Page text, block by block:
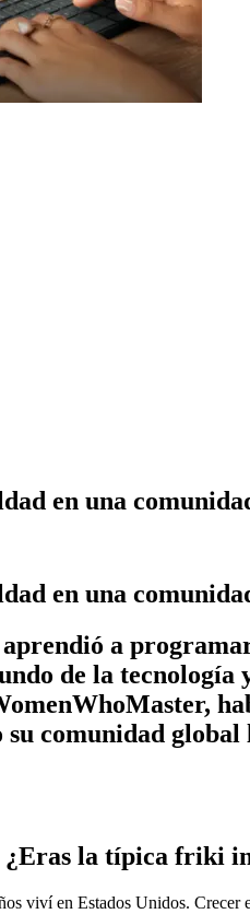
en una
en una
a
de la
comunidad
¿Eras la típica friki
viví en Estados Unidos.